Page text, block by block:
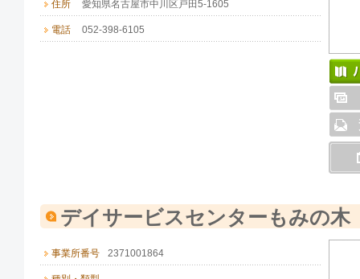
住所 愛知県名古屋市中川区戸田5-1605
電話 052-398-6105
デイサービスセンターもみの木
事業所番号 2371001864